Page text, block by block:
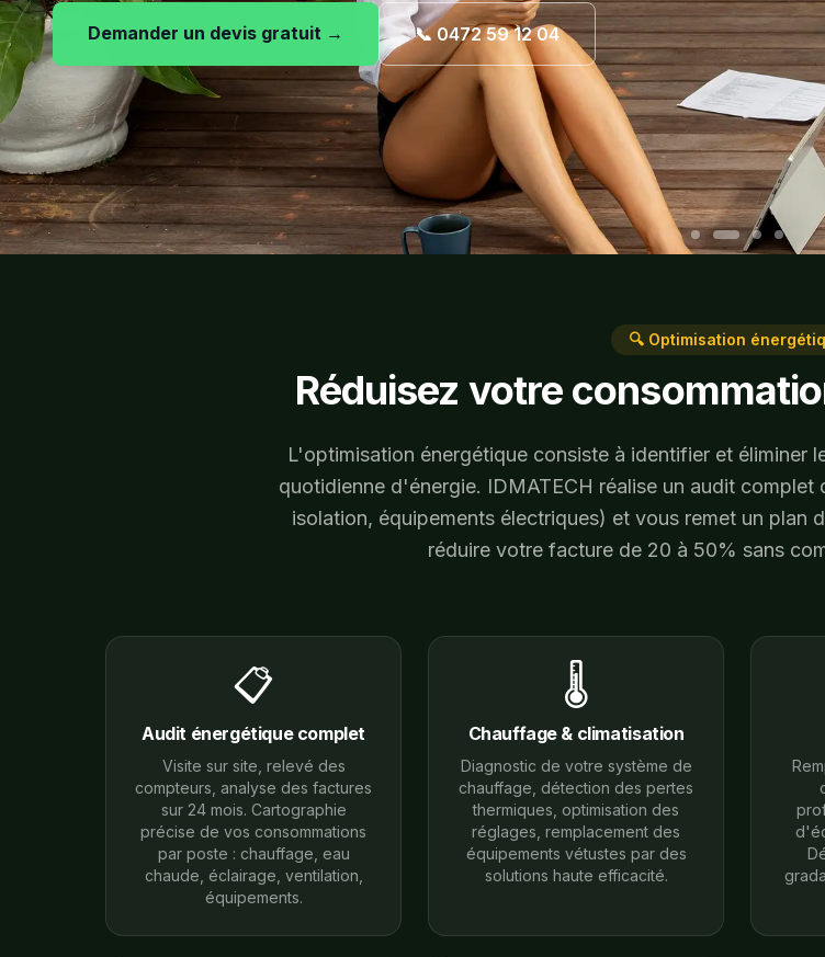
Demander un devis gratuit → 📞 0472 59 12 04
Demander un devis gratuit → 📞 0472 59 12 04
Demander un devis gratuit → 📞 0472 59 12 04
🔍 Optimisation
Réduisez votre
L'optimisation énergétique consiste à identifier et éliminer
quotidienne d'énergie. IDMATECH réalise un audit
isolation, équipements électriques) et vous remet un plan
réduire votre facture de 20 à 50% sans
📋
Audit énergétique complet
Visite sur site, relevé des
compteurs, analyse des factures
sur 24 mois. Cartographie
précise de vos consommations
par poste : chauffage, eau
chaude, éclairage, ventilation,
équipements.
🌡️
Chauffage & climatisation
Diagnostic de votre système de
chauffage, détection des pertes
thermiques, optimisation des
réglages, remplacement des
équipements vétustes par des
solutions haute efficacité.